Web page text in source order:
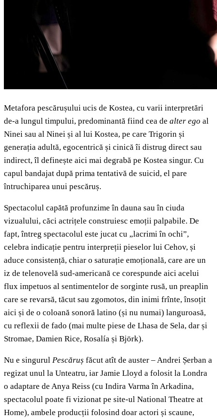
Metafora pescărușului ucis de Kostea, cu varii interpretări
de-a lungul timpului, predominantă fiind cea de alter ego al
Ninei sau al Ninei și al lui Kostea, pe care Trigorin și
generația adultă, egocentrică și cinică îi distrug direct sau
indirect, îl definește aici mai degrabă pe Kostea singur. Cu
capul bandajat după prima tentativă de suicid, el pare
întruchiparea unui pescăruș.
Spectacolul capătă profunzime în dauna sau în ciuda
vizualului, căci actrițele construiesc emoții palpabile. De
fapt, întreg spectacolul este jucat cu „lacrimi în ochi”,
celebra indicație pentru interpreții pieselor lui Cehov, și
aduce consistență, chiar o saturație emoțională, care are un
iz de telenovelă sud-americană ce corespunde aici acelui
flux impetuos al sentimentelor de sorginte rusă, un preaplin
care se revarsă, tăcut sau zgomotos, din inimi frînte, însoțit
aici și de o coloană sonoră latino (și nu numai) languroasă,
cu reflexii de fado (mai multe piese de Lhasa de Sela, dar și
Stromae, Damien Rice, Rosalía și Björk).
Nu e singurul Pescăruș făcut atît de auster – Andrei Șerban a
regizat unul la Unteatru, iar Jamie Lloyd a folosit la Londra
o adaptare de Anya Reiss (cu Indira Varma în Arkadina,
spectacolul poate fi vizionat pe site-ul National Theatre at
Home), ambele producții folosind doar actori și scaune,